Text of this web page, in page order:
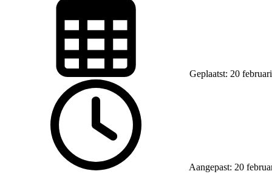
Geplaatst: 20
Aangepast: 20